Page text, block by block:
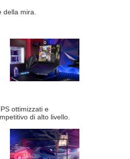
mira.
ottimizzati e
di alto livello.